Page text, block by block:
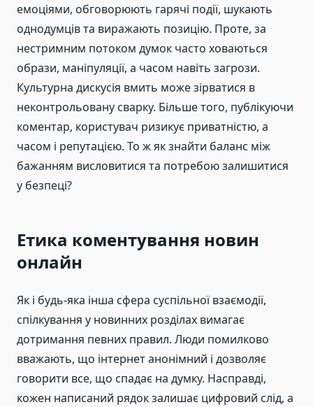
емоціями, обговорюють гарячі події, шукають
однодумців та виражають позицію. Проте, за
нестримним потоком думок часто ховаються
образи, маніпуляції, а часом навіть загрози.
Культурна дискусія вмить може зірватися в
неконтрольовану сварку. Більше того, публікуючи
коментар, користувач ризикує приватністю, а
часом і репутацією. То ж як знайти баланс між
бажанням висловитися та потребою залишитися
у безпеці?
Етика коментування новин
онлайн
Як і будь-яка інша сфера суспільної взаємодії,
спілкування у новинних розділах вимагає
дотримання певних правил. Люди помилково
вважають, що інтернет анонімний і дозволяє
говорити все, що спадає на думку. Насправді,
кожен написаний рядок залишає цифровий слід, а